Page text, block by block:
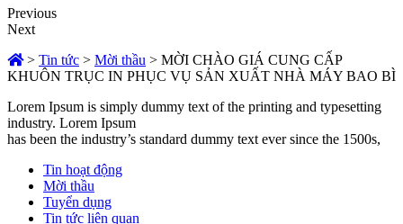
Previous
Next
> Tin tức > Mời thầu > MỜI CHÀO GIÁ CUNG CẤP
KHUÔN TRỤC IN PHỤC VỤ SẢN XUẤT NHÀ MÁY BAO BÌ
Lorem Ipsum is simply dummy text of the printing and typesetting
industry. Lorem Ipsum
has been the industry’s standard dummy text ever since the 1500s,
Tin hoạt động
Mời thầu
Tuyển dụng
Tin tức liên quan